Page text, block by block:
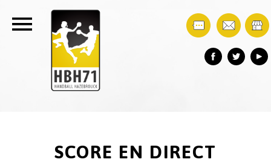
SCORE EN DIRECT